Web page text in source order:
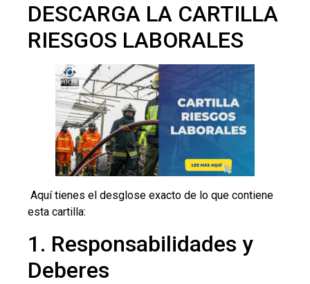
DESCARGA LA CARTILLA
RIESGOS LABORALES
Aquí tienes el desglose exacto de lo que contiene
esta cartilla:
1. Responsabilidades y
Deberes